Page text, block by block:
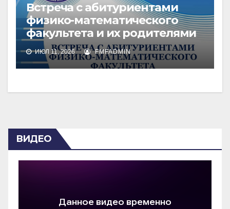
Встреча с абитуриентами
физико-математического
факультета и их родителями
ИЮЛ 11, 2026 FMFADMIN
ВИДЕО